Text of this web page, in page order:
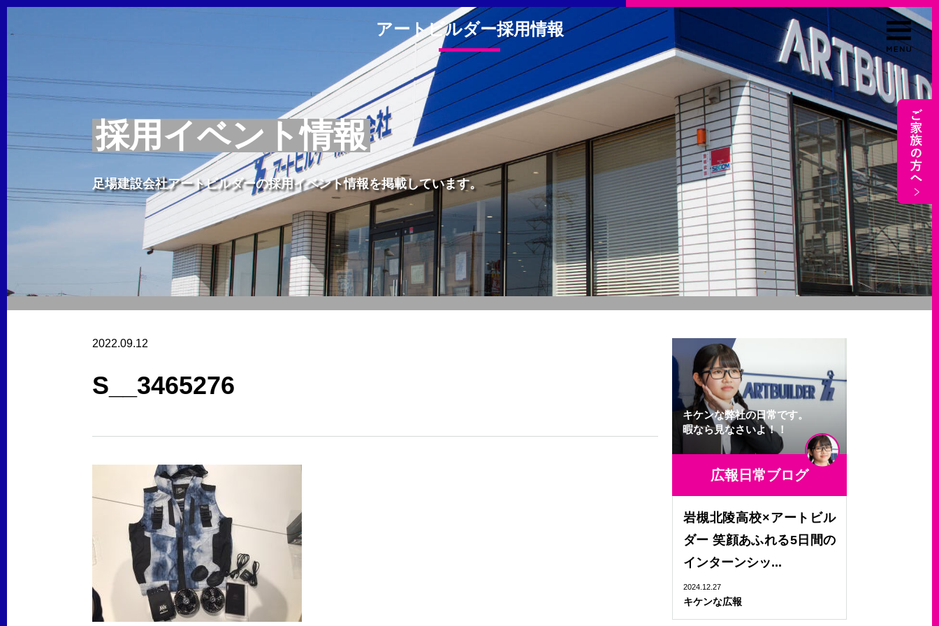
アートビルダー採用情報
採用イベント情報
足場建設会社アートビルダーの採用イベント情報を掲載しています。
2022.09.12
S__3465276
キケンな弊社の日常です。
暇なら見なさいよ！！
広報日常ブログ
岩槻北陵高校×アートビル
ダー 笑顔あふれる5日間の
インターンシッ...
2024.12.27
キケンな広報